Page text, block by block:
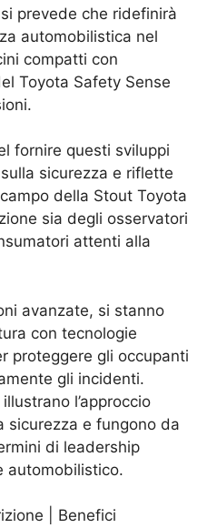
prevede che ridefinirà
automobilistica nel
compatti con
Toyota Safety Sense
fornire questi sviluppi
sicurezza e riflette
della Stout Toyota
sia degli osservatori
attenti alla
avanzate, si stanno
con tecnologie
proteggere gli occupanti
gli incidenti.
l’approccio
sicurezza e fungono da
di leadership
automobilistico.
| Benefici